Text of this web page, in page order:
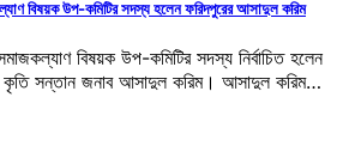
বিষয়ক উপ-কমিটির সদস্য হলেন ফরিদপুরের আসাদুল করিম
বিষয়ক উপ-কমিটির সদস্য নির্বাচিত হলেন
কৃতি সন্তান জনাব আসাদুল করিম। আসাদুল করিম…